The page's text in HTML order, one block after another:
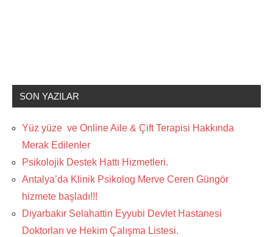
SON YAZILAR
Yüz yüze ve Online Aile & Çift Terapisi Hakkında
Merak Edilenler
Psikolojik Destek Hattı Hizmetleri.
Antalya’da Klinik Psikolog Merve Ceren Güngör
hizmete başladı!!!
Diyarbakır Selahattin Eyyubi Devlet Hastanesi
Doktorları ve Hekim Çalışma Listesi.